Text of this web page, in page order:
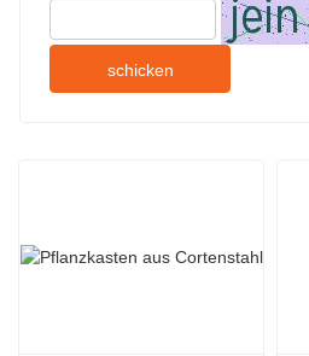
schicken